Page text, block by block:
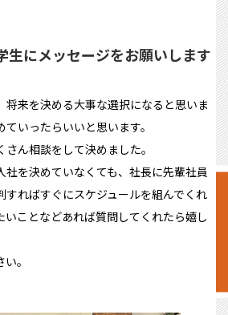
生にメッセージをお願いします
将来を決める大事な選択になると思いま
いったらいいと思います。
ん相談をして決めました。
社を決めていなくても、社長に先輩社員
すればすぐにスケジュールを組んでくれ
いことなどあれば質問してくれたら嬉し
。